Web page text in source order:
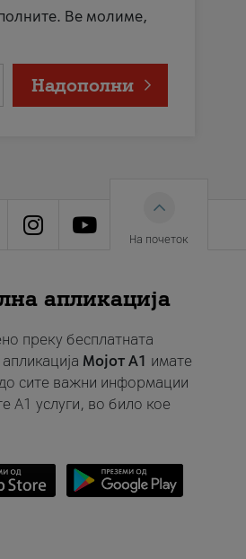
Ве молиме,
Надополни
На почеток
апликација
преку бесплатната
Мојот A1 имате
сите важни информации
A1 услуги, во било кое